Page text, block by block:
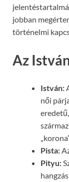
jobban
történelmi
Az
István:
női
Pista:
Pityu: